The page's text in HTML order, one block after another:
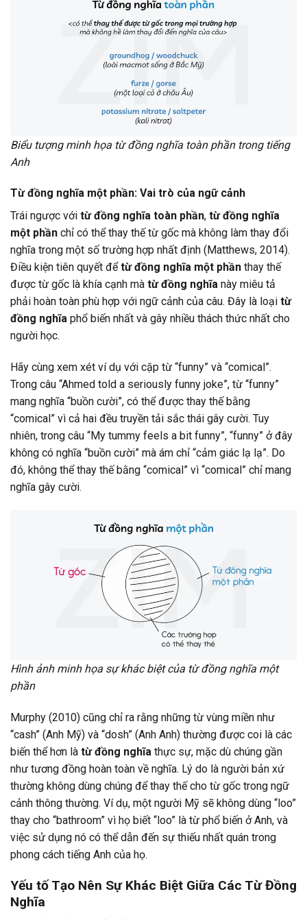
Biểu tượng minh họa từ đồng nghĩa toàn phần trong tiếng
Anh
Từ đồng nghĩa một phần: Vai trò của ngữ cảnh
Trái ngược với từ đồng nghĩa toàn phần, từ đồng nghĩa
một phần chỉ có thể thay thế từ gốc mà không làm thay đổi
nghĩa trong một số trường hợp nhất định (Matthews, 2014).
Điều kiện tiên quyết đểtừ đồng nghĩa một phần thay thế
được từ gốc là khía cạnh mà từ đồng nghĩa này miêu tả
phải hoàn toàn phù hợp với ngữ cảnh của câu. Đây là loại từ
đồng nghĩa phổ biến nhất và gây nhiều thách thức nhất cho
người học.
Hãy cùng xem xét ví dụ với cặp từ “funny” và “comical”.
Trong câu “Ahmed told a seriously funny joke”, từ “funny”
mang nghĩa “buồn cười”, có thể được thay thế bằng
“comical” vì cả hai đều truyền tải sắc thái gây cười. Tuy
nhiên, trong câu “My tummy feels a bit funny”, “funny” ở đây
không có nghĩa “buồn cười” mà ám chỉ “cảm giác lạ lạ”. Do
đó, không thể thay thế bằng “comical” vì “comical” chỉ mang
nghĩa gây cười.
Hình ảnh minh họa sự khác biệt của từ đồng nghĩa một
phần
Murphy (2010) cũng chỉ ra rằng những từ vùng miền như
“cash” (Anh Mỹ) và “dosh” (Anh Anh) thường được coi là các
biến thể hơn là từ đồng nghĩa thực sự, mặc dù chúng gần
như tương đồng hoàn toàn về nghĩa. Lý do là người bản xứ
thường không dùng chúng để thay thế cho từ gốc trong ngữ
cảnh thông thường. Ví dụ, một người Mỹ sẽ không dùng “loo”
thay cho “bathroom” vì họ biết “loo” là từ phổ biến ở Anh, và
việc sử dụng nó có thể dẫn đến sự thiếu nhất quán trong
phong cách tiếng Anh của họ.
Yếu tố Tạo Nên Sự Khác Biệt Giữa Các Từ Đồng
Nghĩa